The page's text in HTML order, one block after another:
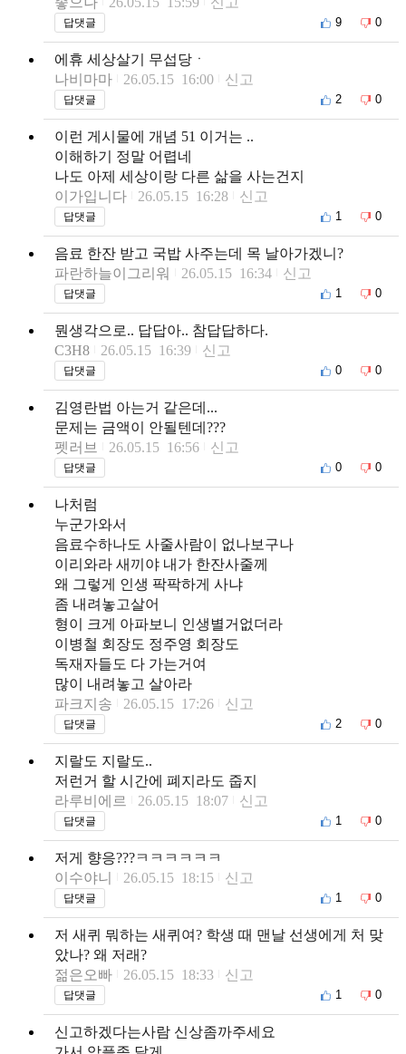
답댓글 9 0
에휴 세상살기 무섭당ㆍ
나비마마
26.05.15 16:00 신고
답댓글 2 0
이런 게시물에 개념 51 이거는 ..
이해하기 정말 어렵네
나도 아제 세상이랑 다른 삶을 사는건지
이가입니다
26.05.15 16:28 신고
답댓글 1 0
음료 한잔 받고 국밥 사주는데 목 날아가겠니?
파란하늘이그리워
26.05.15 16:34 신고
답댓글 1 0
뭔생각으로.. 답답아.. 참답답하다.
C3H8
26.05.15 16:39 신고
답댓글 0 0
김영란법 아는거 같은데...
문제는 금액이 안될텐데???
펫러브
26.05.15 16:56 신고
답댓글 0 0
나처럼
누군가와서
음료수하나도 사줄사람이 없나보구나
이리와라 새끼야 내가 한잔사줄께
왜 그렇게 인생 팍팍하게 사냐
좀 내려놓고살어
형이 크게 아파보니 인생별거없더라
이병철 회장도 정주영 회장도
독재자들도 다 가는거여
많이 내려놓고 살아라
파크지송
26.05.15 17:26 신고
답댓글 2 0
지랄도 지랄도..
저런거 할 시간에 폐지라도 줍지
라루비에르
26.05.15 18:07 신고
답댓글 1 0
저게 향응???ㅋㅋㅋㅋㅋㅋ
이수야니
26.05.15 18:15 신고
답댓글 1 0
저 새퀴 뭐하는 새퀴여? 학생 때 맨날 선생에게 처 맞
았나? 왜 저래?
젊은오빠
26.05.15 18:33 신고
답댓글 1 0
신고하겠다는사람 신상좀까주세요